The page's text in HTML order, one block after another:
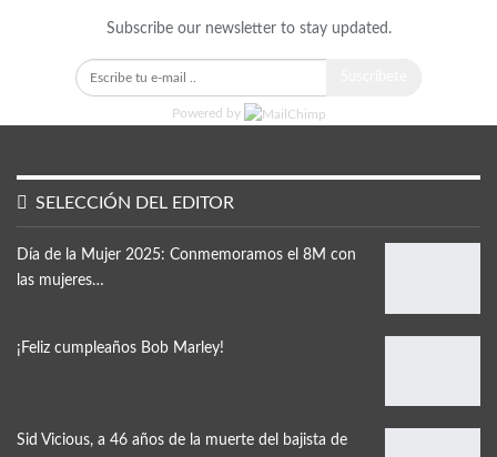
Subscribe our newsletter to stay updated.
Powered by
SELECCIÓN DEL EDITOR
Día de la Mujer 2025: Conmemoramos el 8M con
las mujeres…
¡Feliz cumpleaños Bob Marley!
Sid Vicious, a 46 años de la muerte del bajista de